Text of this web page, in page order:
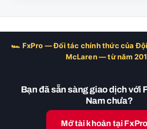
🏎 FxPro — Đối tác chính thức của Đội
McLaren — từ năm
Bạn đã sẵn sàng giao dịch với
Nam chưa?
Mở tài khoản tại